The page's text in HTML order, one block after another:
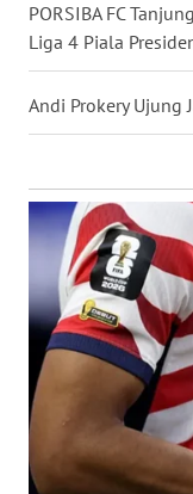
PORSIBA FC
Liga 4 Piala
Andi Prokery Ujung
WN
JATENG
WN
WN
JOGJA
WN
JATIM
BALI
WN